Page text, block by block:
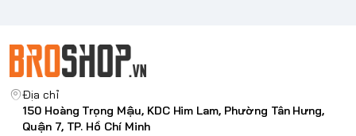
Địa chỉ
150 Hoàng Trọng Mậu, KDC Him Lam, Phường Tân Hưng,
Quận 7, TP. Hồ Chí Minh